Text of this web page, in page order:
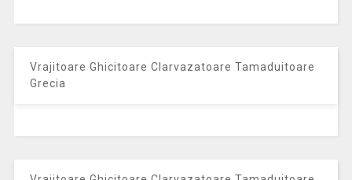
Vrajitoare Ghicitoare Clarvazatoare Tamaduitoare
Grecia